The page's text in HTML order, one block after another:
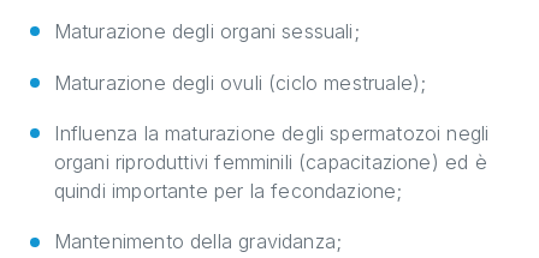
Maturazione degli organi sessuali;
Maturazione degli ovuli (ciclo mestruale);
Influenza la maturazione degli spermatozoi negli
organi riproduttivi femminili (capacitazione) ed è
quindi importante per la fecondazione;
Mantenimento della gravidanza;